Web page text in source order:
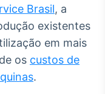
Brasil, a
existentes
em mais
os custos de
.